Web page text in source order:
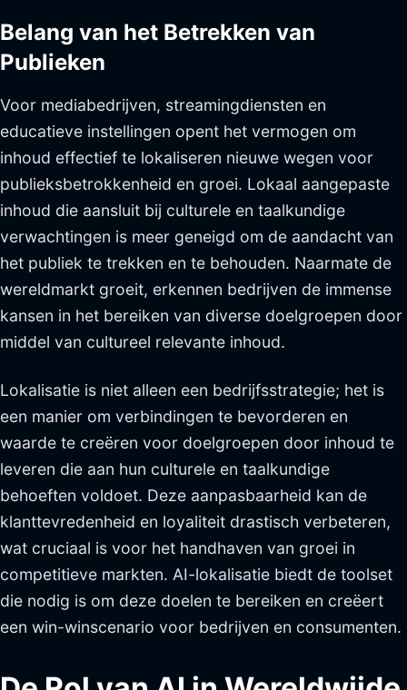
Belang van het Betrekken van
Publieken
Voor mediabedrijven, streamingdiensten en
educatieve instellingen opent het vermogen om
inhoud effectief te lokaliseren nieuwe wegen voor
publieksbetrokkenheid en groei. Lokaal aangepaste
inhoud die aansluit bij culturele en taalkundige
verwachtingen is meer geneigd om de aandacht van
het publiek te trekken en te behouden. Naarmate de
wereldmarkt groeit, erkennen bedrijven de immense
kansen in het bereiken van diverse doelgroepen door
middel van cultureel relevante inhoud.
Lokalisatie is niet alleen een bedrijfsstrategie; het is
een manier om verbindingen te bevorderen en
waarde te creëren voor doelgroepen door inhoud te
leveren die aan hun culturele en taalkundige
behoeften voldoet. Deze aanpasbaarheid kan de
klanttevredenheid en loyaliteit drastisch verbeteren,
wat cruciaal is voor het handhaven van groei in
competitieve markten. AI-lokalisatie biedt de toolset
die nodig is om deze doelen te bereiken en creëert
een win-winscenario voor bedrijven en consumenten.